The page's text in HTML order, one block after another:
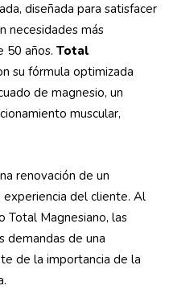
diseñada para satisfacer
necesidades más
50 años. Total
su fórmula optimizada
de magnesio, un
muscular,
renovación de un
del cliente. Al
Total Magnesiano, las
demandas de una
de la importancia de la